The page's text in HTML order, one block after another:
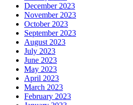
December 2023
November 2023
October 2023
September 2023
August 2023
July 2023
June 2023
May 2023
April 2023
March 2023
February 2023